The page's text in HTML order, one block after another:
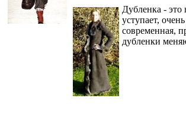
Дубленка - это
уступает,
современная,
дубленки